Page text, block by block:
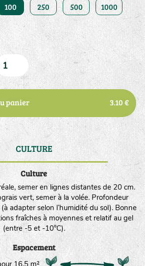
100 250 500 1000
panier 3.10 €
CULTURE
Culture
semer en lignes distantes de 20 cm.
vert, semer à la volée. Profondeur
adapter selon l’humidité du sol). Bonne
fraîches à moyennes et relatif au gel
(entre -5 et -10°C).
Espacement
16,5 m²